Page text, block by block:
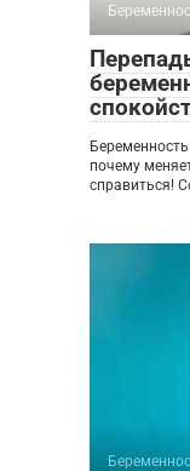
почему
справиться!